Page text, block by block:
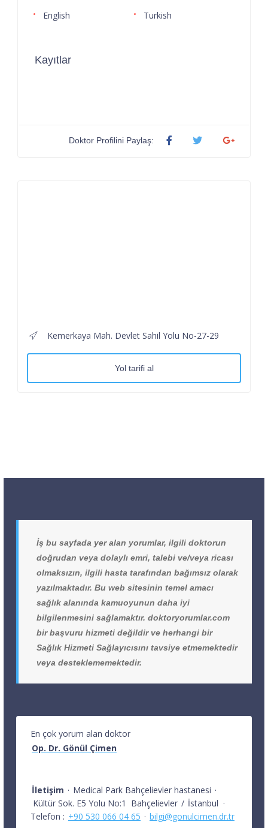
English Turkish
Kayıtlar
Doktor Profilini Paylaş:
Kemerkaya Mah. Devlet Sahil Yolu No-27-29
Yol tarifi al
İş bu sayfada yer alan yorumlar, ilgili doktorun
doğrudan veya dolaylı emri, talebi ve/veya ricası
olmaksızın, ilgili hasta tarafından bağımsız olarak
yazılmaktadır. Bu web sitesinin temel amacı
sağlık alanında kamuoyunun daha iyi
bilgilenmesini sağlamaktır. doktoryorumlar.com
bir başvuru hizmeti değildir ve herhangi bir
Sağlık Hizmeti Sağlayıcısını tavsiye etmemektedir
veya desteklememektedir.
En çok yorum alan doktor
Op. Dr. Gönül Çimen
İletişim · Medical Park Bahçelievler hastanesi ·
Kültür Sok. E5 Yolu No:1
Bahçelievler / İstanbul ·
Telefon : +90 530 066 04 65 · bilgi@gonulcimen.dr.tr